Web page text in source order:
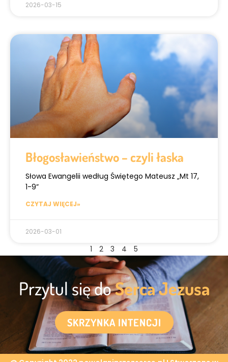
2026-03-15
Błogosławieństwo – czyli łaska
Słowa Ewangelii według Świętego Mateusz „Mt 17,
1-9”
CZYTAJ WIĘCEJ»
2026-03-01
1 2 3 4 5
Przytul się doSerca Jezusa
SKRZYNKA INTENCJI